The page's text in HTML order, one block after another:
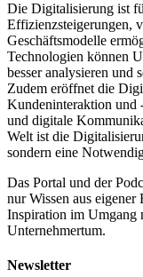
Die Digitalisierung ist
Effizienzsteigerungen,
Geschäftsmodelle
Technologien können
besser analysieren und
Zudem eröffnet die
Kundeninteraktion und
und digitale
Welt ist die
sondern eine
Das Portal und der
nur Wissen aus eigener
Inspiration im Umgang
Unternehmertum.
Newsletter